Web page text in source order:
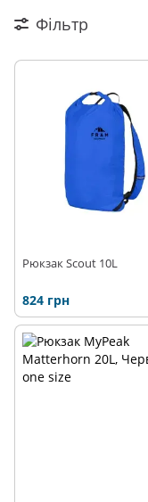
Рюкзаки для 1-
Рюкзаки для
Рюкзаки для
Рюкзаки що
Рюкзаки для
Рюкзаки для
Фільтр
Рюкзак Scout 10L
824 грн